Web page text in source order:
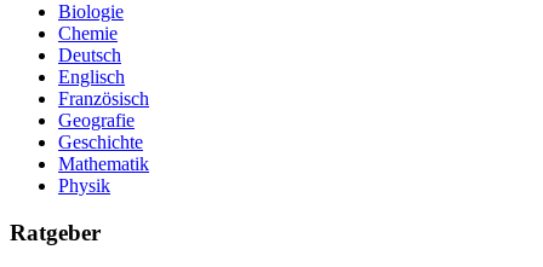
Biologie
Chemie
Deutsch
Englisch
Französisch
Geografie
Geschichte
Mathematik
Physik
Ratgeber